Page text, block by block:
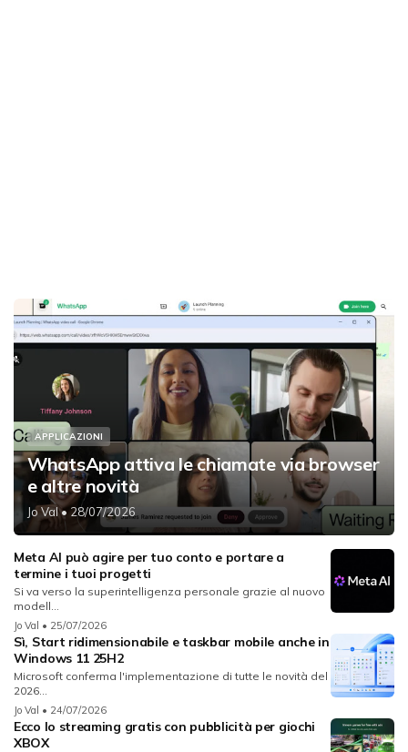
APPLICAZIONI
WhatsApp attiva le chiamate via browser
e altre novità
Jo Val• 28/07/2026
Meta AI può agire per tuo conto e portare a
termine i tuoi progetti
Si va verso la superintelligenza personale grazie al nuovo
modell...
Jo Val • 25/07/2026
Sì, Start ridimensionabile e taskbar mobile anche in
Windows 11 25H2
Microsoft conferma l'implementazione di tutte le novità del
2026...
Jo Val • 24/07/2026
Ecco lo streaming gratis con pubblicità per giochi
XBOX